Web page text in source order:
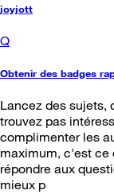
joyjott
Q
Obtenir des badges
Lancez des sujets,
trouvez pas
complimenter les
maximum, c'est ce
répondre aux
mieux p